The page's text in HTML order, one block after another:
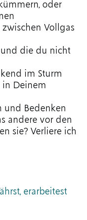
oder
Vollgas
und die du nicht
im Sturm
in Deinem
und Bedenken
andere vor den
sie? Verliere ich
erarbeitest